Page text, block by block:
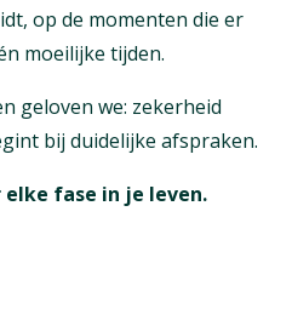
op de momenten die er
moeilijke tijden.
geloven we: zekerheid
bij duidelijke afspraken.
fase in je leven.